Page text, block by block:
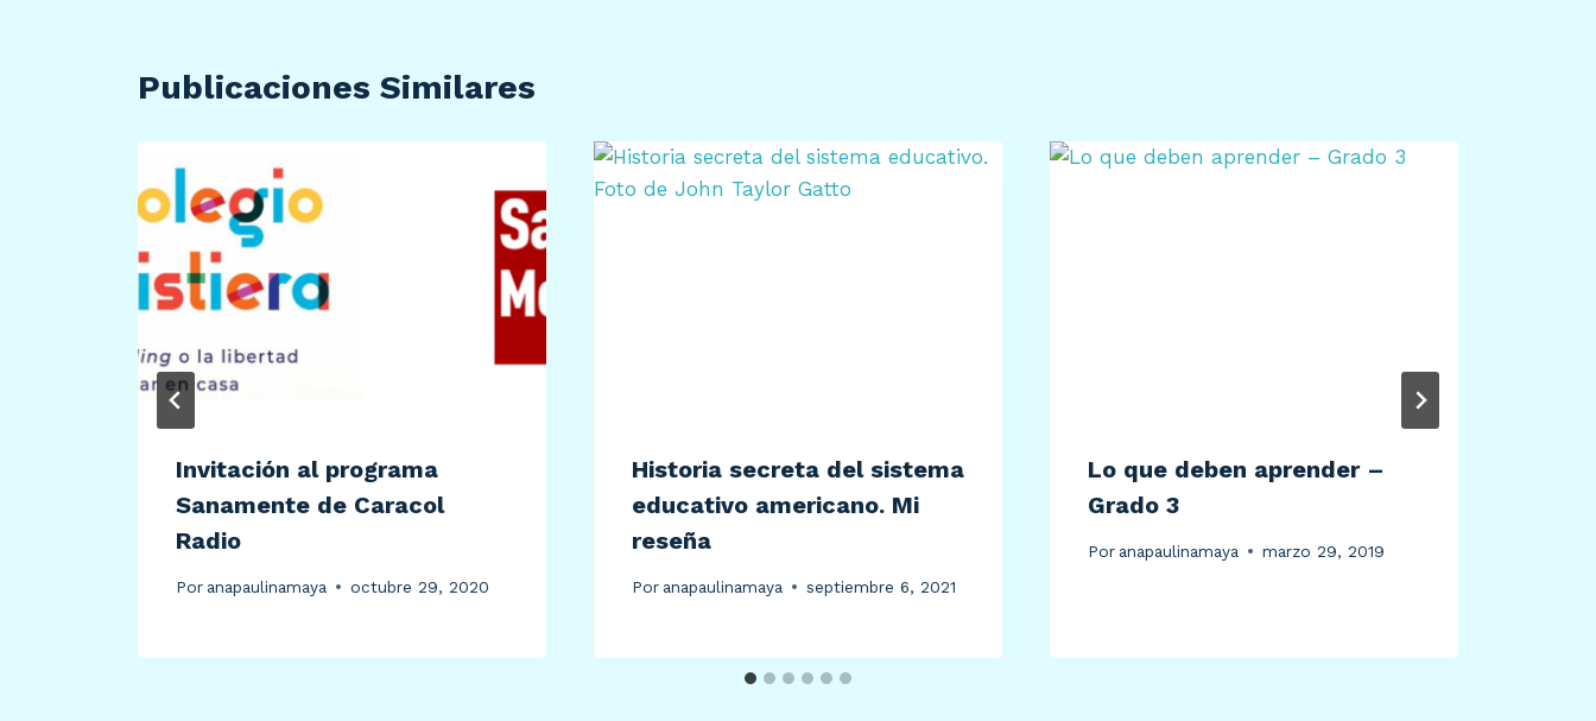
Publicaciones Similares
Invitación al programa
Sanamente de Caracol
Radio
Por anapaulinamaya octubre 29, 2020
Historia secreta del sistema
educativo americano. Mi
reseña
Por anapaulinamaya septiembre 6, 2021
Lo que deben aprender –
Grado 3
Por anapaulinamaya marzo 29, 2019